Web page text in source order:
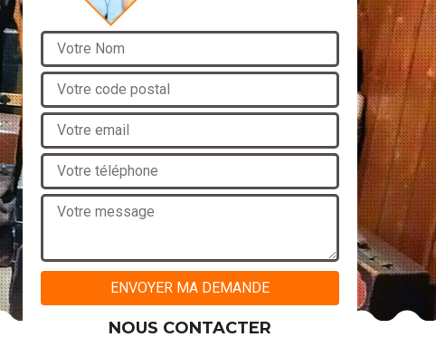
NOUS CONTACTER